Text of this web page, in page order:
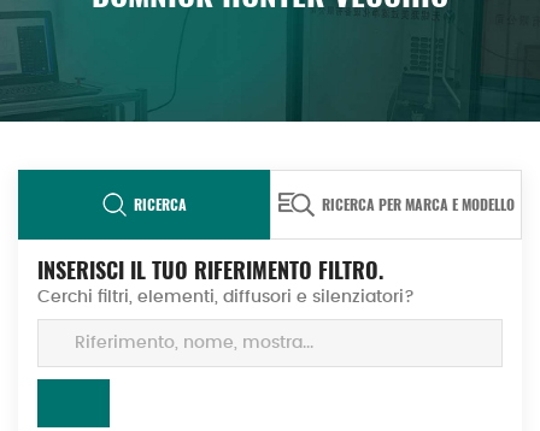
RICERCA RICERCA PER MARCA E MODELLO
INSERISCI IL TUO RIFERIMENTO FILTRO.
Cerchi filtri, elementi, diffusori e silenziatori?